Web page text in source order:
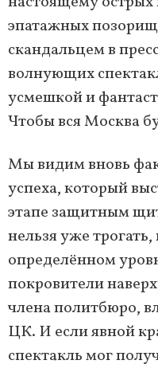
эпатажных
скандальцем в
волнующих
усмешкой и
Чтобы вся Москва
Мы видим вновь
успеха, который
этапе защитным
нельзя уже
определённом
покровители
члена политбюро,
ЦК. И если явной
спектакль мог